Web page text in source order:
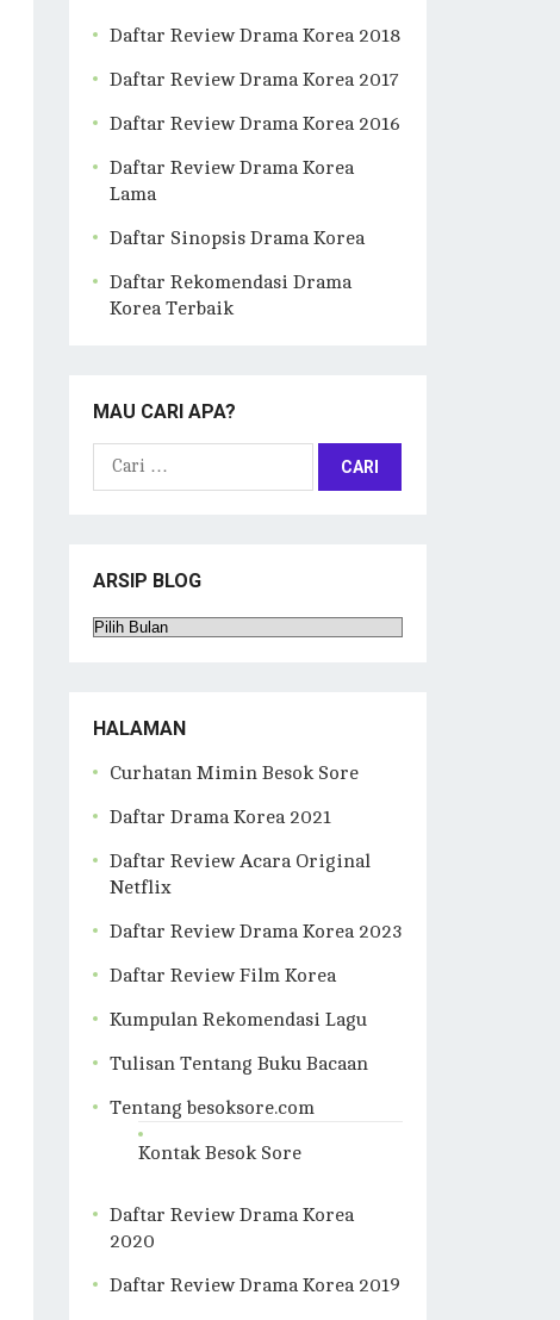
Daftar Review Drama Korea 2018
Daftar Review Drama Korea 2017
Daftar Review Drama Korea 2016
Daftar Review Drama Korea
Lama
Daftar Sinopsis Drama Korea
Daftar Rekomendasi Drama
Korea Terbaik
MAU CARI APA?
Cari
ARSIP BLOG
Arsip
HALAMAN
Curhatan Mimin Besok Sore
Daftar Drama Korea 2021
Daftar Review Acara Original
Netflix
Daftar Review Drama Korea 2023
Daftar Review Film Korea
Kumpulan Rekomendasi Lagu
Tulisan Tentang Buku Bacaan
Tentang besoksore.com
Kontak Besok Sore
Daftar Review Drama Korea
2020
Daftar Review Drama Korea 2019